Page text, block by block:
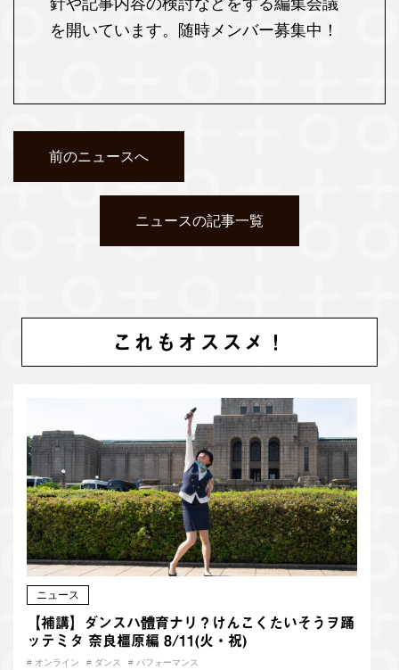
針や記事内容の検討などをする編集会議
を開いています。随時メンバー募集中！
前のニュースへ
ニュースの記事一覧
これもオススメ！
ニュース
【補講】ダンスハ體育ナリ？けんこくたいそうヲ踊
ッテミタ 奈良橿原編 8/11(火・祝)
# オンライン # ダンス # パフォーマンス